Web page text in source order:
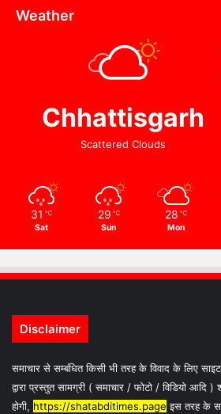
Weather
Chhattisgarh
Scattered Clouds
31 ℃
Sat
29 ℃
Sun
28 ℃
Mon
Disclaimer
समाचार से सम्बंधित किसी भी तरह के विवाद के लिए
द्वारा प्रस्तुत सामग्री ( समाचार / फोटो / विडियो आदि )
होगी, https://shatabditimes.page इस तरह के